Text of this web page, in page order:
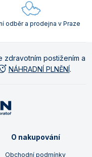
odběr a prodejna v Praze
zdravotním postižením a
NÁHRADNÍ PLNĚNÍ.
O nakupování
Obchodní podmínky